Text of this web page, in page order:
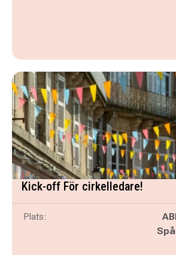
Kick-off För cirkelledare!
Plats: